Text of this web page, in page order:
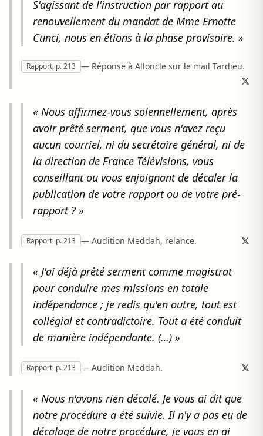
S'agissant de l'instruction par rapport au
renouvellement du mandat de Mme Ernotte
Cunci, nous en étions à la phase provisoire. »
Rapport, p. 213 — Réponse à Alloncle sur le mail Tardieu.
« Nous affirmez-vous solennellement, après
avoir prêté serment, que vous n'avez reçu
aucun courriel, ni du secrétaire général, ni de
la direction de France Télévisions, vous
conseillant ou vous enjoignant de décaler la
publication de votre rapport ou de votre pré-
rapport ? »
Rapport, p. 213 — Audition Meddah, relance.
« J'ai déjà prêté serment comme magistrat
pour conduire mes missions en totale
indépendance ; je redis qu'en outre, tout est
collégial et contradictoire. Tout a été conduit
de manière indépendante. (…) »
Rapport, p. 213 — Audition Meddah.
« Nous n'avons rien décalé. Je vous ai dit que
notre procédure a été suivie. Il n'y a pas eu de
décalage de notre procédure, je vous en ai